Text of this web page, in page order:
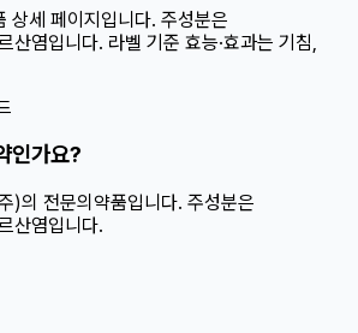
상세 페이지입니다. 주성분은
산염입니다. 라벨 기준 효능·효과는 기침,
인가요?
)의 전문의약품입니다. 주성분은
산염입니다.